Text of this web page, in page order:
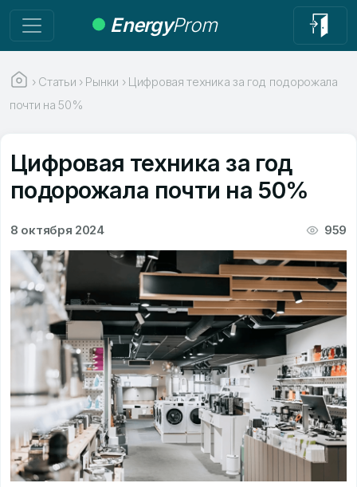
EnergyProm
› Статьи › Рынки › Цифровая техника за год подорожала
почти на 50%
Цифровая техника за год
подорожала почти на 50%
8 октября 2024 959